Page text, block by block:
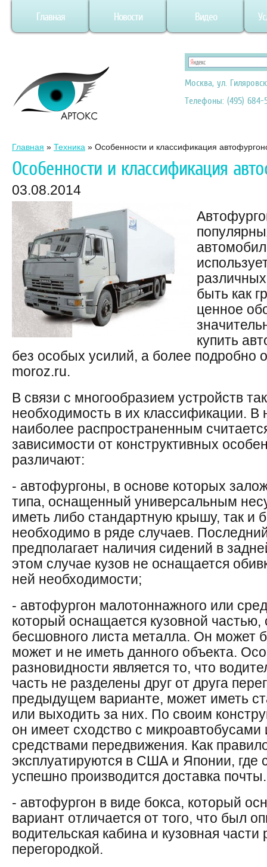
Главная Новости Видео
Москва, ул.
Телефоны: (495) 684-
Главная » Техника » Особенности и классификация
Особенности и классификация
03.08.2014
быть как
ценное
купить
без особых усилий, а более подробно
moroz.ru.
В связи с многообразием устройств
необходимость в их классификации.
наиболее распространенным
зависимости от конструктивных
различают:
- автофургоны, в основе которых
типа, оснащенный универсальным
иметь либо стандартную крышу, так и
необходимо в ряде случаев.
предполагает наличия сидений в
этом случае кузов не оснащается
ней необходимости;
- автофургон малотоннажного или
который оснащается кузовной частью,
бесшовного листа металла. Он может
может и не иметь данного объекта.
разновидности является то, что
часть не разделены друг от друга
предыдущем варианте, может иметь
или выходить за них. По своим
он имеет сходство с
средствами передвижения. Как
эксплуатируются в США и Японии, где
успешно производится доставка почты.
- автофургон в виде бокса, который
вариант отличается от того, что был
водительская кабина и кузовная
перегородкой.